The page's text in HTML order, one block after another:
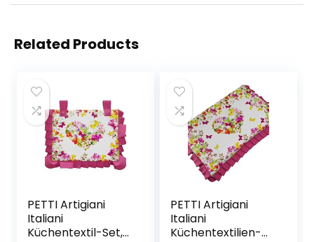
Related Products
PETTI Artigiani
Italiani
Küchentextil-Set,
PETTI Artigiani
Italiani
Küchentextilien-